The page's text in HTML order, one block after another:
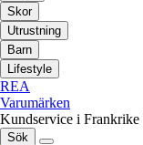
Skor
Utrustning
Barn
Lifestyle
REA
Varumärken
Kundservice i Frankrike
Sök